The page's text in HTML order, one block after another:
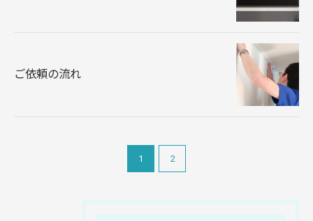
ご依頼の流れ
1 2